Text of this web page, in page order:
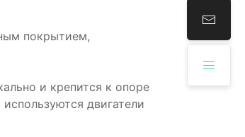
покрытием,
и крепится к опоре
двигатели